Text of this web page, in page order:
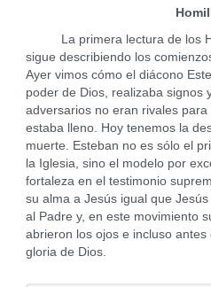
La primera lectura de los
sigue describiendo los
Ayer vimos cómo el diácono
poder de Dios, realizaba signos
adversarios no eran rivales
estaba lleno. Hoy tenemos la
muerte. Esteban no es sólo el
la Iglesia, sino el modelo por
fortaleza en el testimonio
su alma a Jesús igual que
al Padre y, en este movimiento
abrieron los ojos e incluso
gloria de Dios.